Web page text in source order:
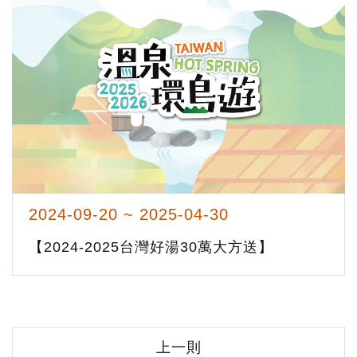
2024-09-20 ~ 2025-04-30
【2024-2025台灣好湯30萬大方送】
上一則